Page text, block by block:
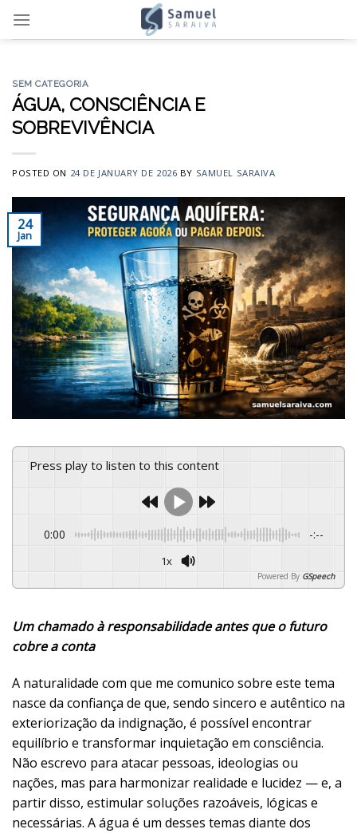
SEM CATEGORIA
ÁGUA, CONSCIÊNCIA E
SOBREVIVÊNCIA
POSTED ON 24 DE JANUARY DE 2026 BY SAMUEL SARAIVA
24
Jan
Press play to listen to this content
0:00 -:--
1x
Powered By GSpeech
Um chamado à responsabilidade antes que o futuro
cobre a conta
A naturalidade com que me comunico sobre este tema
nasce da confiança de que, sendo sincero e autêntico na
exteriorização da indignação, é possível encontrar
equilíbrio e transformar inquietação em consciência.
Não escrevo para atacar pessoas, ideologias ou
nações, mas para harmonizar realidade e lucidez — e, a
partir disso, estimular soluções razoáveis, lógicas e
necessárias. A água é um desses temas diante dos